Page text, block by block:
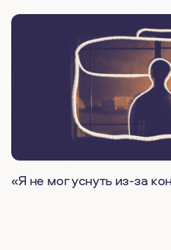
«Я не мог уснуть из-за